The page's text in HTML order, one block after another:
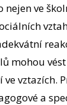
nejen ve
mohou
vztazích.
a